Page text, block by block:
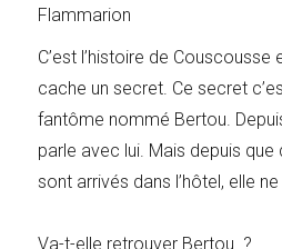
Flammarion
C’est l’histoire de
cache un secret. Ce secret
fantôme nommé Bertou.
parle avec lui. Mais depuis
sont arrivés dans l’hôtel, elle
Va-t-elle retrouver Bertou ?